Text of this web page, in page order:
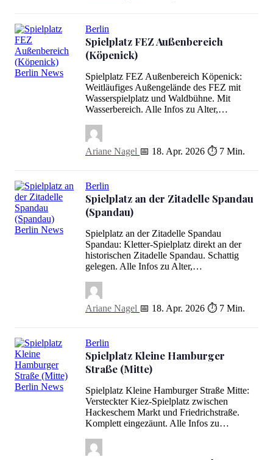
Spielplatz FEZ Außenbereich (Köpenick)
Berlin
Spielplatz FEZ Außenbereich
(Köpenick)
Spielplatz FEZ Außenbereich Köpenick:
Weitläufiges Außengelände des FEZ mit
Wasserspielplatz und Waldbühne. Mit
Wasserbereich. Alle Infos zu Alter,…
Ariane Nagel 📅 18. Apr. 2026 ⏱ 7 Min.
Spielplatz an der Zitadelle Spandau (Spandau)
Berlin
Spielplatz an der Zitadelle Spandau
(Spandau)
Spielplatz an der Zitadelle Spandau
Spandau: Kletter-Spielplatz direkt an der
historischen Zitadelle Spandau. Schattig
gelegen. Alle Infos zu Alter,…
Ariane Nagel 📅 18. Apr. 2026 ⏱ 7 Min.
Spielplatz Kleine Hamburger Straße (Mitte)
Berlin
Spielplatz Kleine Hamburger
Straße (Mitte)
Spielplatz Kleine Hamburger Straße Mitte:
Versteckter Kiez-Spielplatz zwischen
Hackeschem Markt und Friedrichstraße.
Komplett eingezäunt. Alle Infos zu…